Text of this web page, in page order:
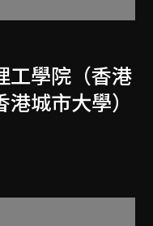
工學院（香港
城市大學）